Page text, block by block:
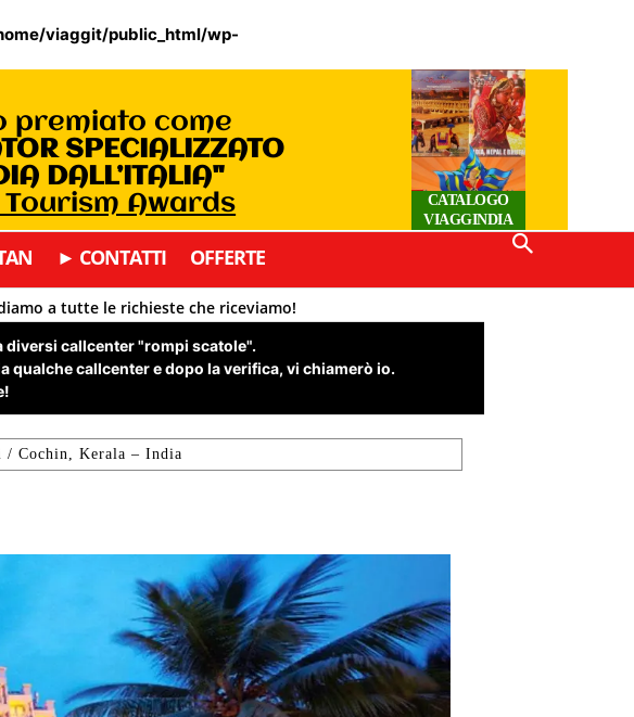
viaggit/public_html/wp-
premiato come
SPECIALIZZATO
DALL’ITALIA"
Tourism Awards
CATALOGO
VIAGGINDIA
► CONTATTI OFFERTE
a tutte le richieste che riceviamo!
diversi callcenter "rompi scatole".
qualche callcenter e dopo la verifica, vi chiamerò io.
/ Cochin, Kerala – India